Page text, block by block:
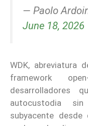
— Paolo
June 18, 2026
WDK, abreviatura
framework
desarrolladores
autocustodia
subyacente